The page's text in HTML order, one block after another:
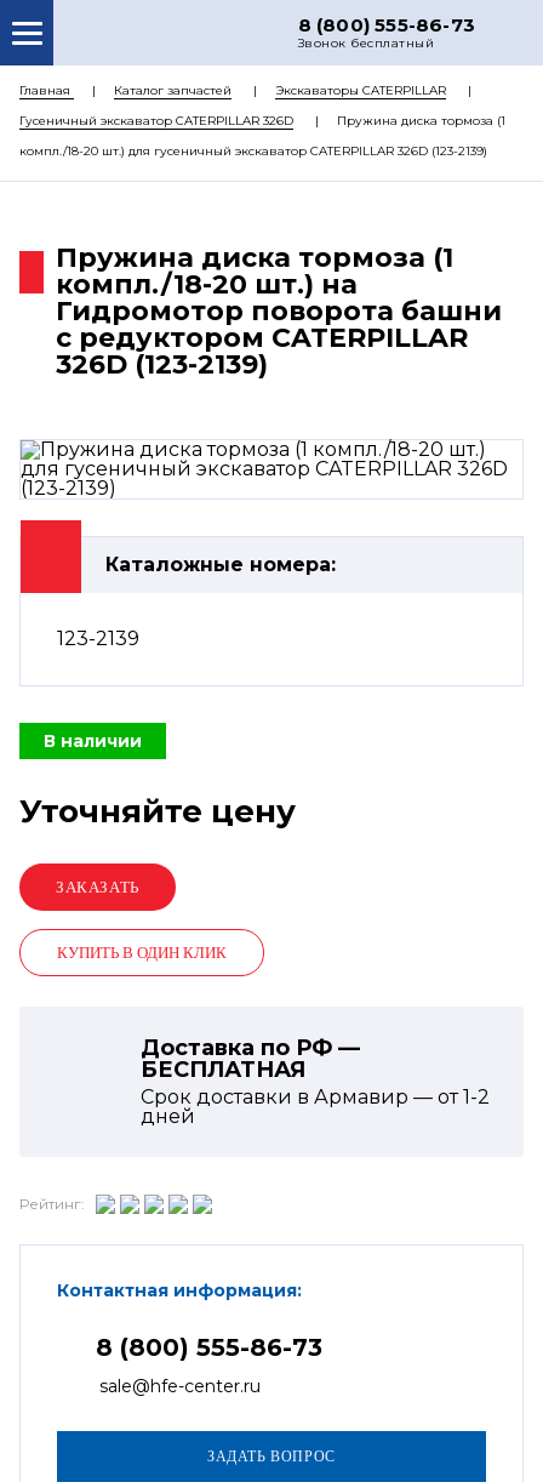
8 (800) 555-86-73
Звонок бесплатный
О НАС
КАТАЛОГ ЗАПЧАСТЕЙ
РЕМОНТ
ЦЕНЫ
КОНТАКТЫ
Главная Каталог запчастей
Экскаваторы CATERPILLAR
Гусеничный экскаватор CATERPILLAR 326D
Пружина диска тормоза (1
компл./18-20 шт.) для гусеничный экскаватор CATERPILLAR 326D (123-2139)
Пружина диска тормоза (1
компл./18-20 шт.) на
Гидромотор поворота башни
с редуктором CATERPILLAR
326D (123-2139)
Каталожные номера:
123-2139
В наличии
Уточняйте цену
КУПИТЬ В ОДИН КЛИК
Доставка по РФ —
БЕСПЛАТНАЯ
Срок доставки в Армавир — от1-2
дней
Рейтинг:
Контактная информация:
8 (800) 555-86-73
sale@hfe-center.ru